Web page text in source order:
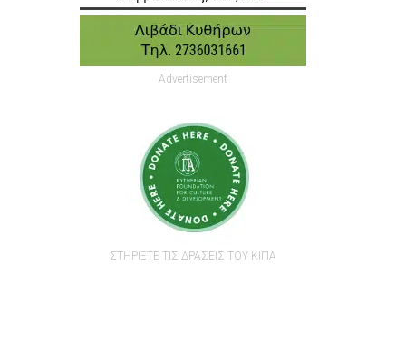
Advertisement
ΣΤΗΡΙΞΤΕ ΤΙΣ ΔΡΑΣΕΙΣ ΤΟΥ ΚΙΠΑ